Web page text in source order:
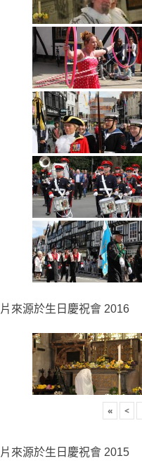
來源於生日慶祝會 2016
« <
來源於生日慶祝會 2015